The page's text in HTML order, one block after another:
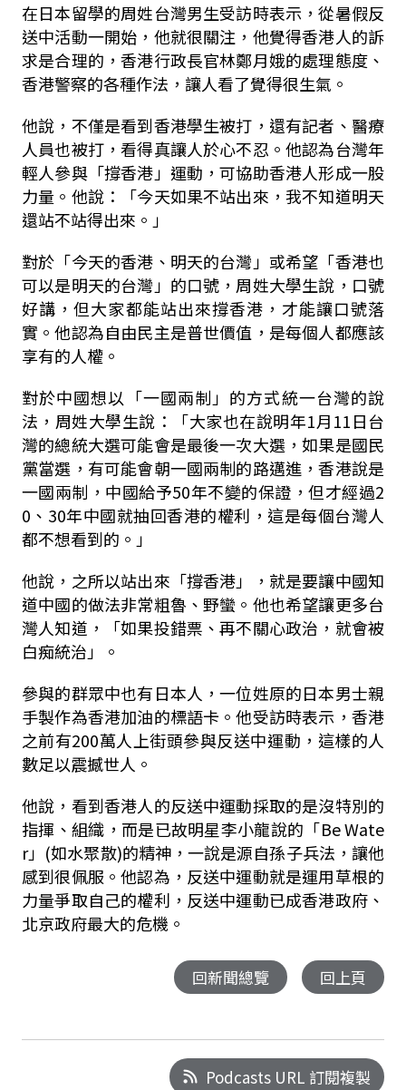
在日本留學的周姓台灣男生受訪時表示，從暑假反
送中活動一開始，他就很關注，他覺得香港人的訴
求是合理的，香港行政長官林鄭月娥的處理態度、
香港警察的各種作法，讓人看了覺得很生氣。
他說，不僅是看到香港學生被打，還有記者、醫療
人員也被打，看得真讓人於心不忍。他認為台灣年
輕人參與「撐香港」運動，可協助香港人形成一股
力量。他說：「今天如果不站出來，我不知道明天
還站不站得出來。」
對於「今天的香港、明天的台灣」或希望「香港也
可以是明天的台灣」的口號，周姓大學生說，口號
好講，但大家都能站出來撐香港，才能讓口號落
實。他認為自由民主是普世價值，是每個人都應該
享有的人權。
對於中國想以「一國兩制」的方式統一台灣的說
法，周姓大學生說：「大家也在說明年1月11日台
灣的總統大選可能會是最後一次大選，如果是國民
黨當選，有可能會朝一國兩制的路邁進，香港說是
一國兩制，中國給予50年不變的保證，但才經過2
0、30年中國就抽回香港的權利，這是每個台灣人
都不想看到的。」
他說，之所以站出來「撐香港」，就是要讓中國知
道中國的做法非常粗魯、野蠻。他也希望讓更多台
灣人知道，「如果投錯票、再不關心政治，就會被
白痴統治」。
參與的群眾中也有日本人，一位姓原的日本男士親
手製作為香港加油的標語卡。他受訪時表示，香港
之前有200萬人上街頭參與反送中運動，這樣的人
數足以震撼世人。
他說，看到香港人的反送中運動採取的是沒特別的
指揮、組織，而是已故明星李小龍說的「Be Wate
r」(如水聚散)的精神，一說是源自孫子兵法，讓他
感到很佩服。他認為，反送中運動就是運用草根的
力量爭取自己的權利，反送中運動已成香港政府、
北京政府最大的危機。
回新聞總覽 回上頁
Podcasts URL 訂閱複製